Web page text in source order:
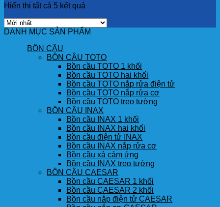
Hiển thị tất cả 5 kết quả
DANH MỤC SẢN PHẨM
BỒN CẦU
BỒN CẦU TOTO
Bồn cầu TOTO 1 khối
Bồn cầu TOTO hai khối
Bồn cầu TOTO nắp rửa điện tử
Bồn cầu TOTO nắp rửa cơ
Bồn cầu TOTO treo tường
BỒN CẦU INAX
Bồn cầu INAX 1 khối
Bồn cầu INAX hai khối
Bồn cầu điện tử INAX
Bồn cầu INAX nắp rửa cơ
Bồn cầu xả cảm ứng
Bồn cầu INAX treo tường
BỒN CẦU CAESAR
Bồn cầu CAESAR 1 khối
Bồn cầu CAESAR 2 khối
Bồn cầu nắp điện tử CAESAR